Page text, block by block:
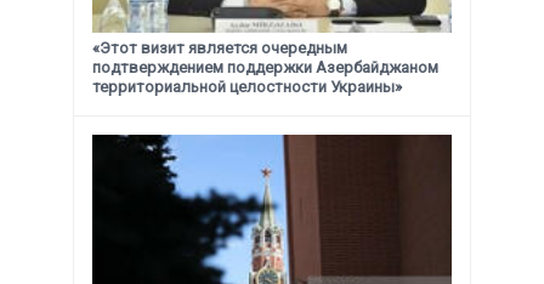
«Этот визит является очередным
подтверждением поддержки Азербайджаном
территориальной целостности Украины»